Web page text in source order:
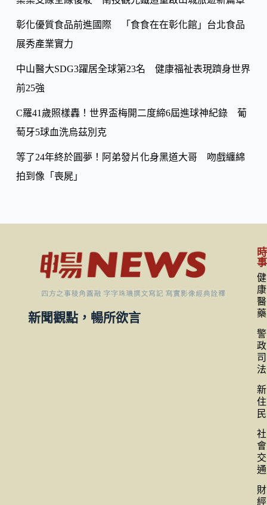
k
Li
n
彰化優質食品前進國際 「食食在在彰化館」台北食品
展秀產業實力
中山醫大SDG3躍居全球第23名 健康福祉表現躋身世界
前25強
C羅41歲照樣轟！世界盃梅開二度締6屆進球神紀錄 葡
萄牙5球血洗烏茲別克
等了24年終於圓夢！阿弟發片化身黑道大哥 吻戲纏綿
拍到像「喪屍」
新聞觀點，暢所欲言
時
事
健
康
醫
藥
警
政
司
法
新
住
民
社
會
交
通
財
經